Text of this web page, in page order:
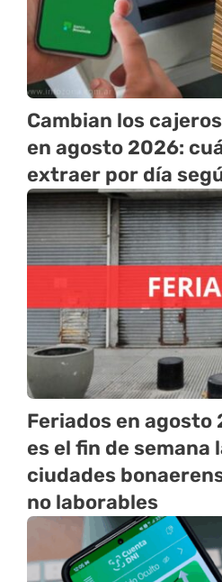
Cambian los
en agosto 2026:
extraer por día
Feriados en agosto
es el fin de semana
ciudades
no laborables